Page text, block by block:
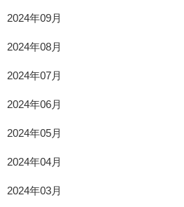
2024年09月
2024年08月
2024年07月
2024年06月
2024年05月
2024年04月
2024年03月